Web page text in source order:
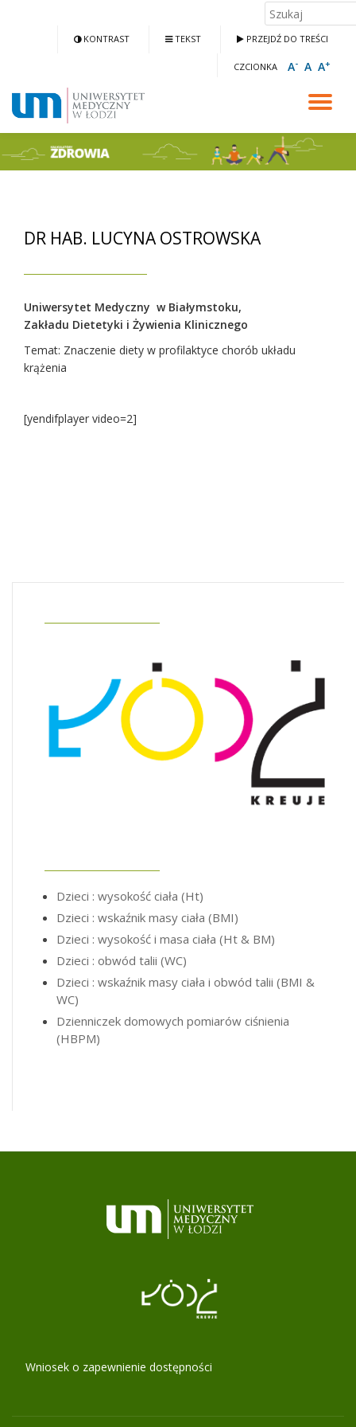
SZUKAJ:
KONTRAST TEKST PRZEJDŹ DO TREŚCI
CZCIONKA A- A A+
DR HAB. LUCYNA OSTROWSKA
Uniwersytet Medyczny w Białymstoku,
Zakładu Dietetyki i Żywienia Klinicznego
Temat: Znaczenie diety w profilaktyce chorób układu
krążenia
[yendifplayer video=2]
Dzieci : wysokość ciała (Ht)
Dzieci : wskaźnik masy ciała (BMI)
Dzieci : wysokość i masa ciała (Ht & BM)
Dzieci : obwód talii (WC)
Dzieci : wskaźnik masy ciała i obwód talii (BMI &
WC)
Dzienniczek domowych pomiarów ciśnienia
(HBPM)
Wniosek o zapewnienie dostępności